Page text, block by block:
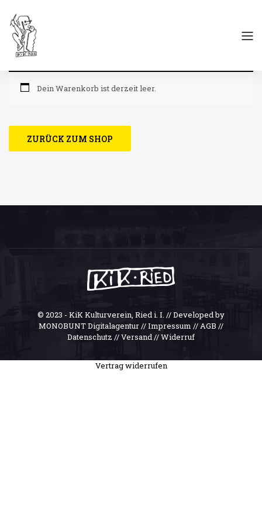
Dein Warenkorb ist derzeit leer.
ZURÜCK ZUM SHOP
© 2023 - KiK Kulturverein, Ried i. I. // Developed by
MONOBUNT Digitalagentur //Impressum //AGB //
Datenschutz //Versand//Widerruf
Vertrag widerrufen